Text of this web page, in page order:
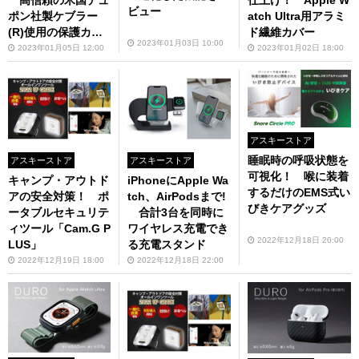
ポン社製ケブラー
(R)使用の保護カバ
ー2023年01月05日 12:00
ビュー
2023年01月03日 10:00
atch Ultra用アラミ
ド繊維カバー
2023年01月02日 18:00
アスキーストア
キャンプ・アウトド
アの安全対策！ ポ
ータブルセキュリテ
ィツール「Cam.G P
LUS」
2022年12月19日 18:00
アスキーストア
iPhoneにApple Wa
tch、AirPodsまで!
合計3台を同時に
ワイヤレス充電でき
る充電スタンド
2022年12月18日 22:00
アスキーストア
睡眠時の呼吸状態を
可視化！ 喉に装着
するだけのEMS式い
びきケアグッズ
2022年12月18日 20:00